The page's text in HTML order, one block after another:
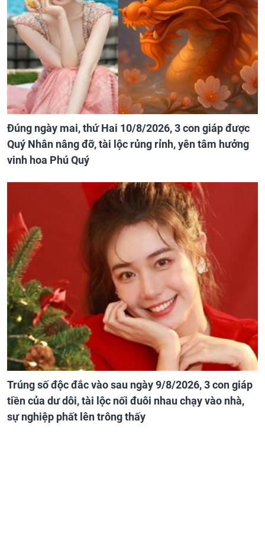
Đúng ngày mai, thứ Hai 10/8/2026, 3 con giáp được
Quý Nhân nâng đỡ, tài lộc rủng rỉnh, yên tâm hưởng
vinh hoa Phú Quý
Trúng số độc đắc vào sau ngày 9/8/2026, 3 con giáp
tiền của dư dôi, tài lộc nối đuôi nhau chạy vào nhà,
sự nghiệp phất lên trông thấy